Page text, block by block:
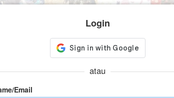
Login
atau
Email